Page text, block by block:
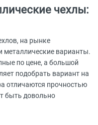
чехлы:
на рынке
металлические варианты.
по цене, а большой
подобрать вариант на
отличаются прочностью
быть довольно